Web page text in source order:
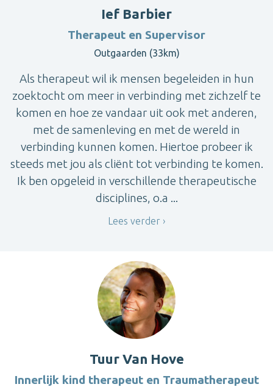
Ief Barbier
Therapeut en Supervisor
Outgaarden (33km)
Als therapeut wil ik mensen begeleiden in hun
zoektocht om meer in verbinding met zichzelf te
komen en hoe ze vandaar uit ook met anderen,
met de samenleving en met de wereld in
verbinding kunnen komen. Hiertoe probeer ik
steeds met jou als cliënt tot verbinding te komen.
Ik ben opgeleid in verschillende therapeutische
disciplines, o.a ...
Lees verder
Tuur Van Hove
Innerlijk kind therapeut en Traumatherapeut